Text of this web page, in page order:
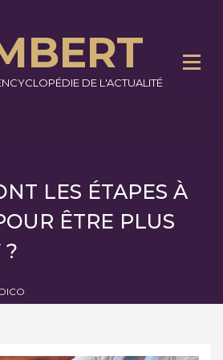
DE L'ACTUALITÉ
LES ÉTAPES À
ÊTRE PLUS
?
DICO